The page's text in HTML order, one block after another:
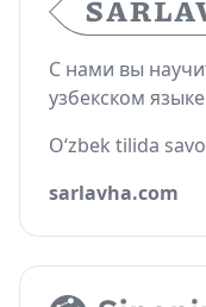
С нами вы
узбекском
O‘zbek tilida
sarlavha.com